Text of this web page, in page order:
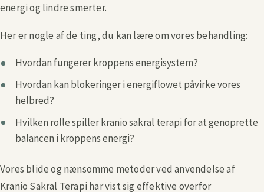
energi og lindre smerter.
Her er nogle af de ting, du kan lære om vores behandling:
Hvordan fungerer kroppens energisystem?
Hvordan kan blokeringer i energiflowet påvirke vores
helbred?
Hvilken rolle spiller kranio sakral terapi for at genoprette
balancen i kroppens energi?
Vores blide og nænsomme metoder ved anvendelse af
Kranio Sakral Terapi har vist sig effektive overfor